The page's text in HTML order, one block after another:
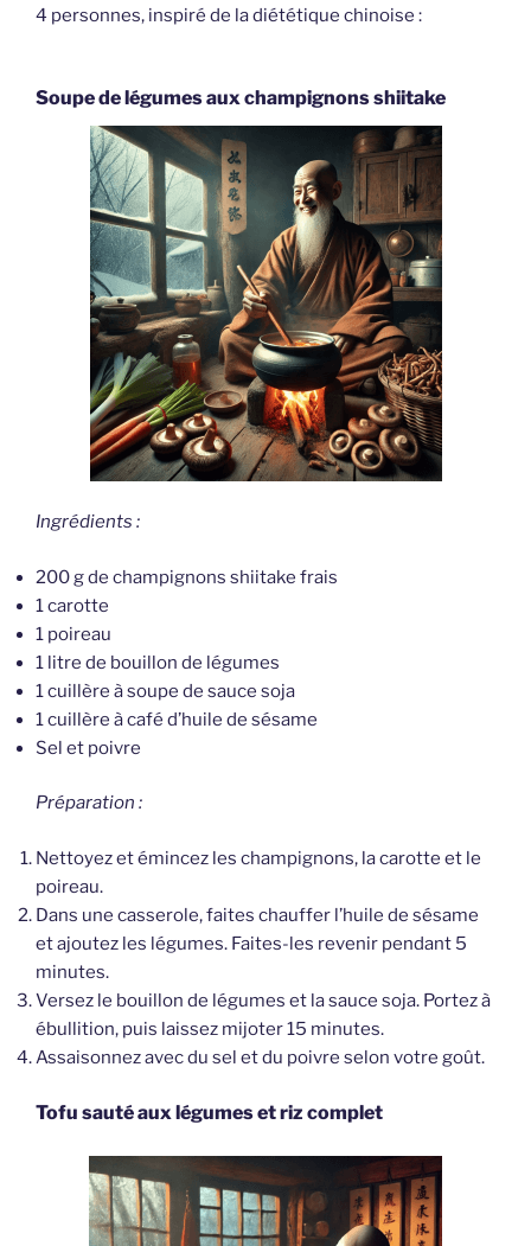
4 personnes, inspiré de la diététique chinoise :
Soupe de légumes aux champignons shiitake
Ingrédients :
200 g de champignons shiitake frais
1 carotte
1 poireau
1 litre de bouillon de légumes
1 cuillère à soupe de sauce soja
1 cuillère à café d’huile de sésame
Sel et poivre
Préparation :
Nettoyez et émincez les champignons, la carotte et le
poireau.
Dans une casserole, faites chauffer l’huile de sésame
et ajoutez les légumes. Faites-les revenir pendant 5
minutes.
Versez le bouillon de légumes et la sauce soja. Portez à
ébullition, puis laissez mijoter 15 minutes.
Assaisonnez avec du sel et du poivre selon votre goût.
Tofu sauté aux légumes et riz complet